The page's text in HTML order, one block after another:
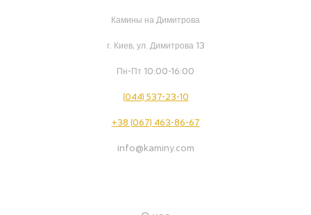
Камины на Димитрова
г. Киев, ул. Димитрова 13
Пн-Пт 10:00-16:00
(044) 537-23-10
+38 (067) 463-86-67
info@kaminy.com